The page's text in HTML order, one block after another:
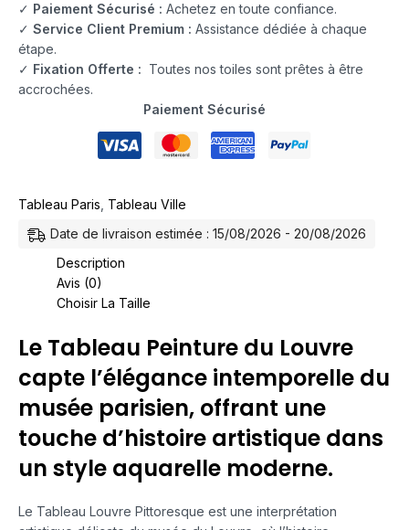
✓ Paiement Sécurisé : Achetez en toute confiance.
✓ Service Client Premium : Assistance dédiée à chaque
étape.
✓ Fixation Offerte : Toutes nos toiles sont prêtes à être
accrochées.
Paiement Sécurisé
Tableau Paris Tableau Ville
Date de livraison estimée : 15/08/2026 - 20/08/2026
Description
Avis (0)
Choisir La Taille
Le Tableau Peinture du Louvre
capte l’élégance intemporelle du
musée parisien, offrant une
touche d’histoire artistique dans
un style aquarelle moderne.
Le Tableau Louvre Pittoresque est une interprétation